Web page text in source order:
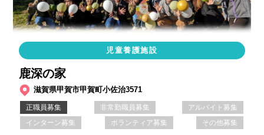
児童養護施設
鹿深の家
滋賀県甲賀市甲賀町小佐治3571
正職員募集 非常勤職員募集
アルバイト募集
インターン募集
ボランティア募集 その他募集